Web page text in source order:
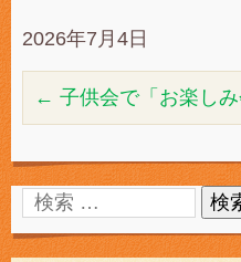
2026年7月4日
← 子供会で「お楽し